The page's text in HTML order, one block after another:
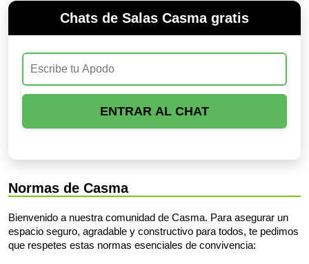
Chats de Salas Casma gratis
ENTRAR AL CHAT
Normas de Casma
Bienvenido a nuestra comunidad de Casma. Para asegurar un
espacio seguro, agradable y constructivo para todos, te pedimos
que respetes estas normas esenciales de convivencia: